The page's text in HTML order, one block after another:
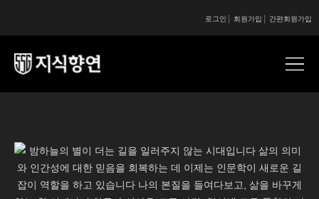
간편회원가입
회원가입
로그인